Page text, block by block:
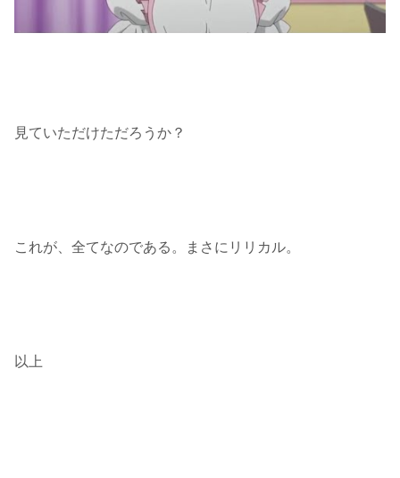
見ていただけただろうか？
これが、全てなのである。まさにリリカル。
以上